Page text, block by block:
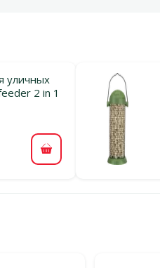
уличных
2 in 1
В корзину